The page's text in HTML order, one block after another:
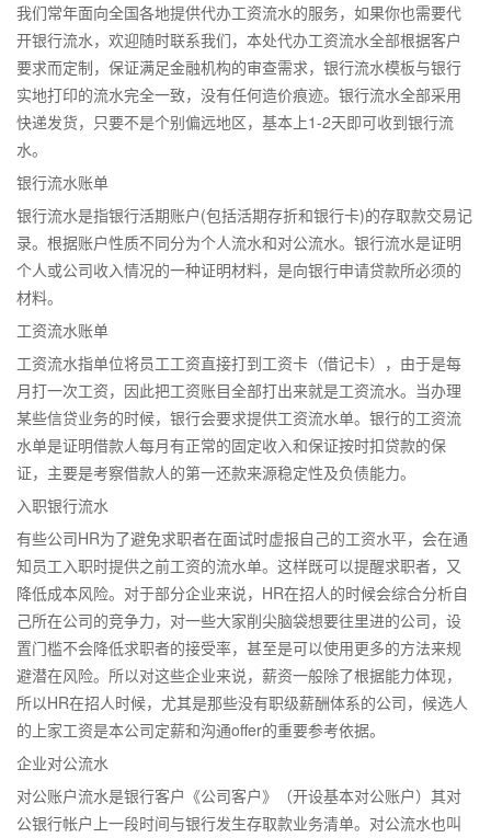
我们常年面向全国各地提供代办工资流水的服务，如果你也需要代
开银行流水，欢迎随时联系我们，本处代办工资流水全部根据客户
要求而定制，保证满足金融机构的审查需求，银行流水模板与银行
实地打印的流水完全一致，没有任何造价痕迹。银行流水全部采用
快递发货，只要不是个别偏远地区，基本上1-2天即可收到银行流
水。
银行流水账单
银行流水是指银行活期账户(包括活期存折和银行卡)的存取款交易记
录。根据账户性质不同分为个人流水和对公流水。银行流水是证明
个人或公司收入情况的一种证明材料，是向银行申请贷款所必须的
材料。
工资流水账单
工资流水指单位将员工工资直接打到工资卡（借记卡），由于是每
月打一次工资，因此把工资账目全部打出来就是工资流水。当办理
某些信贷业务的时候，银行会要求提供工资流水单。银行的工资流
水单是证明借款人每月有正常的固定收入和保证按时扣贷款的保
证，主要是考察借款人的第一还款来源稳定性及负债能力。
入职银行流水
有些公司HR为了避免求职者在面试时虚报自己的工资水平，会在通
知员工入职时提供之前工资的流水单。这样既可以提醒求职者，又
降低成本风险。对于部分企业来说，HR在招人的时候会综合分析自
己所在公司的竞争力，对一些大家削尖脑袋想要往里进的公司，设
置门槛不会降低求职者的接受率，甚至是可以使用更多的方法来规
避潜在风险。所以对这些企业来说，薪资一般除了根据能力体现，
所以HR在招人时候，尤其是那些没有职级薪酬体系的公司，候选人
的上家工资是本公司定薪和沟通offer的重要参考依据。
企业对公流水
对公账户流水是银行客户《公司客户》（开设基本对公账户）其对
公银行帐户上一段时间与银行发生存取款业务清单。对公流水也叫